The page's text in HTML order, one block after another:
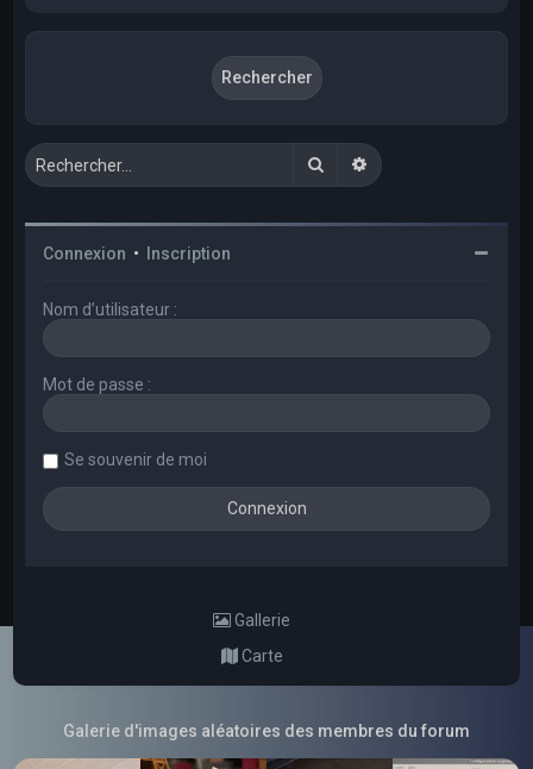
RechercherRecherche avancée
Connexion • Inscription
Nom d’utilisateur :
Mot de passe :
Se souvenir de moi
Gallerie
Carte
Galerie d'images aléatoires des membres du forum